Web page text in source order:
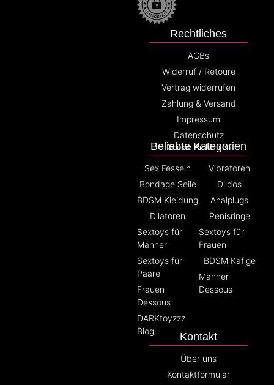
Beliebte Kategorien
Sex Fesseln
Bondage Seile
BDSM Kleidung
Dilatoren
Sextoys für
Männer
Sextoys für
Paare
Frauen
Dessous
DARKtoyzzz
Blog
Vibratoren
Dildos
Analplugs
Penisringe
Sextoys für
Frauen
BDSM Käfige
Männer
Dessous
Rechtliches
AGBs
Widerruf / Retoure
Vertrag widerrufen
Zahlung & Versand
Impressum
Datenschutz
Cookie-Richtlinien
Kontakt
Über uns
Kontaktformular